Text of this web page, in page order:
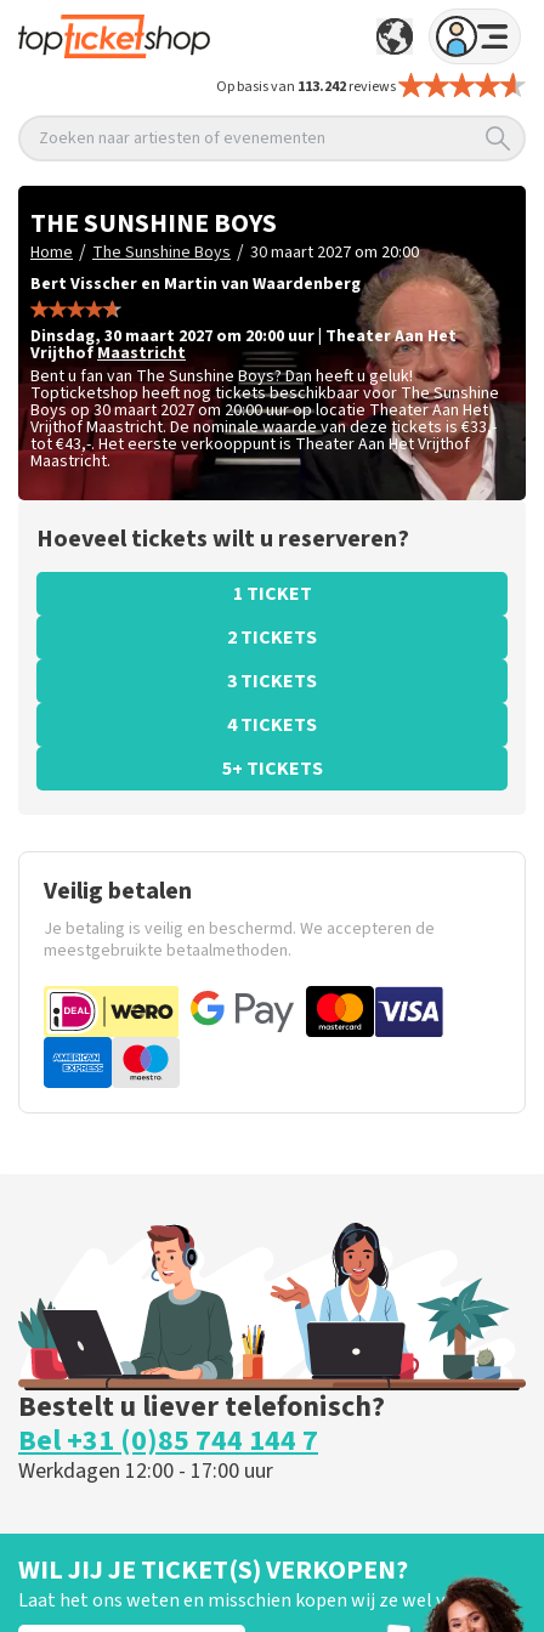
Op basis van 113.242reviews
Zoeken naar artiesten of evenementen
THE SUNSHINE BOYS
Home / The Sunshine Boys / 30 maart 2027 om 20:00
Bert Visscher en Martin van Waardenberg
dinsdag, 30 maart 2027 om 20:00 uur Theater Aan Het
VrijthofMaastricht
Bent u fan van The Sunshine Boys? Dan heeft u geluk!
Topticketshop heeft nog tickets beschikbaar voor The Sunshine
Boys op 30 maart 2027 om 20:00 uur op locatie Theater Aan Het
Vrijthof Maastricht. De nominale waarde van deze tickets is€33,-
tot €43,-. Het eerste verkooppunt is Theater Aan Het Vrijthof
Maastricht.
Hoeveel tickets wilt u reserveren?
1 TICKET
2 TICKETS
3 TICKETS
4 TICKETS
5+ TICKETS
Veilig betalen
Je betaling is veilig en beschermd. We accepteren de
meestgebruikte betaalmethoden.
Bestelt u liever telefonisch?
Bel +31 (0)85 744 144 7
Werkdagen 12:00 - 17:00 uur
WIL JIJ JE TICKET(S) VERKOPEN?
Laat het ons weten en misschien kopen wij ze wel van je!